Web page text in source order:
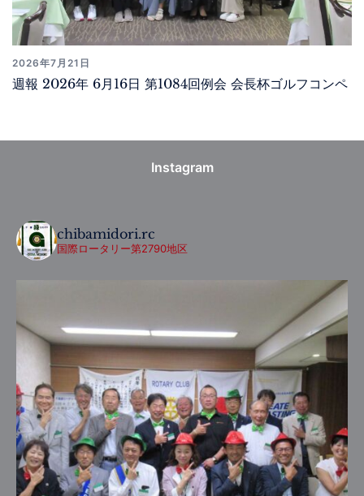
2026年7月21日
週報 2026年 6月16日 第1084回例会 会長杯ゴルフコンペ
Instagram
chibamidori.rc
国際ロータリー第2790地区